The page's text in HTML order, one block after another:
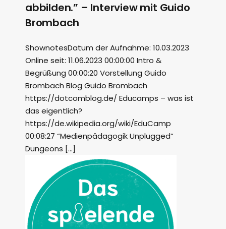
abbilden.” – Interview mit Guido
Brombach
ShownotesDatum der Aufnahme: 10.03.2023
Online seit: 11.06.2023 00:00:00 Intro &
Begrüßung 00:00:20 Vorstellung Guido
Brombach Blog Guido Brombach
https://dotcomblog.de/ Educamps – was ist
das eigentlich?
https://de.wikipedia.org/wiki/EduCamp
00:08:27 “Medienpädagogik Unplugged”
Dungeons […]